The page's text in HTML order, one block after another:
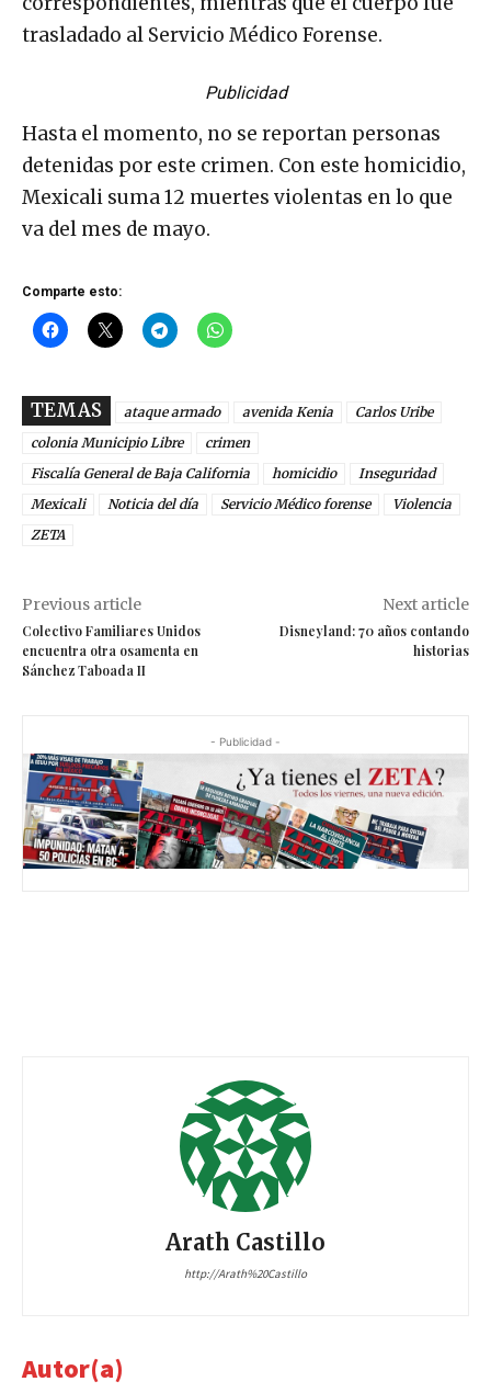
trasladado al Servicio Médico Forense.
Publicidad
Hasta el momento, no se reportan personas
detenidas por este crimen. Con este homicidio,
Mexicali suma 12 muertes violentas en lo que
va del mes de mayo.
Comparte esto:
TEMAS ataque armado avenida Kenia
Carlos Uribe
colonia Municipio Libre
crimen
Fiscalía General de Baja California
homicidio
Inseguridad
Mexicali
Noticia del día Servicio Médico forense
Violencia
ZETA
Previous article
Colectivo Familiares Unidos
encuentra otra osamenta en
Sánchez Taboada II
Next article
Disneyland: 70 años contando
historias
- Publicidad -
Arath Castillo
http://Arath%20Castillo
Autor(a)